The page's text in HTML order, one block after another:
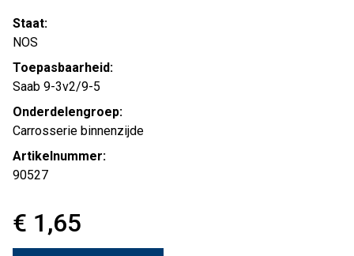
Staat:
NOS
Toepasbaarheid:
Saab 9-3v2/9-5
Onderdelengroep:
Carrosserie binnenzijde
Artikelnummer:
90527
€ 1,65